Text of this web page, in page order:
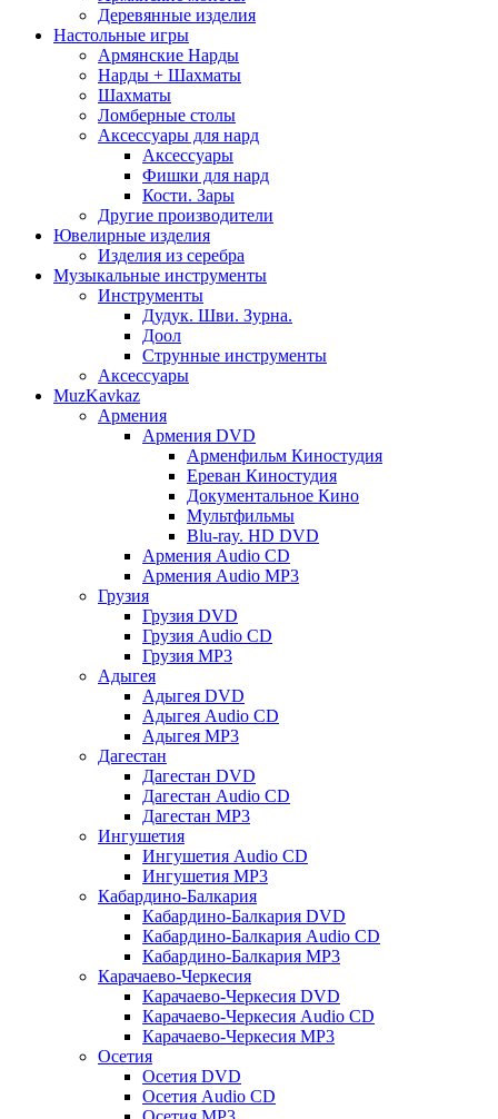
Деревянные изделия
Настольные игры
Армянские Нарды
Нарды + Шахматы
Шахматы
Ломберные столы
Аксессуары для нард
Аксессуары
Фишки для нард
Кости. Зары
Другие производители
Ювелирные изделия
Изделия из серебра
Музыкальные инструменты
Инструменты
Дудук. Шви. Зурна.
Доол
Струнные инструменты
Аксессуары
MuzKavkaz
Армения
Армения DVD
Арменфильм Киностудия
Ереван Киностудия
Документальное Кино
Мультфильмы
Blu-ray. HD DVD
Армения Audio CD
Армения Audio MP3
Грузия
Грузия DVD
Грузия Audio CD
Грузия MP3
Адыгея
Адыгея DVD
Адыгея Audio CD
Адыгея MP3
Дагестан
Дагестан DVD
Дагестан Audio CD
Дагестан MP3
Ингушетия
Ингушетия Audio CD
Ингушетия MP3
Кабардино-Балкария
Кабардино-Балкария DVD
Кабардино-Балкария Audio CD
Кабардино-Балкария MP3
Карачаево-Черкесия
Карачаево-Черкесия DVD
Карачаево-Черкесия Audio CD
Карачаево-Черкесия MP3
Осетия
Осетия DVD
Осетия Audio CD